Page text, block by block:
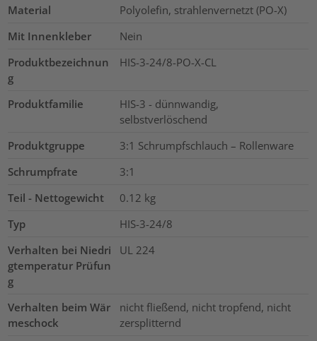
Material
Polyolefin, strahlenvernetzt (PO-X)
Mit Innenkleber
Nein
Produktbezeichnun
g
HIS-3-24/8-PO-X-CL
Produktfamilie
HIS-3 - dünnwandig,
selbstverlöschend
Produktgruppe
3:1 Schrumpfschlauch – Rollenware
Schrumpfrate
3:1
Teil - Nettogewicht
0.12 kg
Typ
HIS-3-24/8
Verhalten bei Niedri
gtemperatur Prüfun
g
UL 224
Verhalten beim Wär
meschock
nicht fließend, nicht tropfend, nicht
zersplitternd